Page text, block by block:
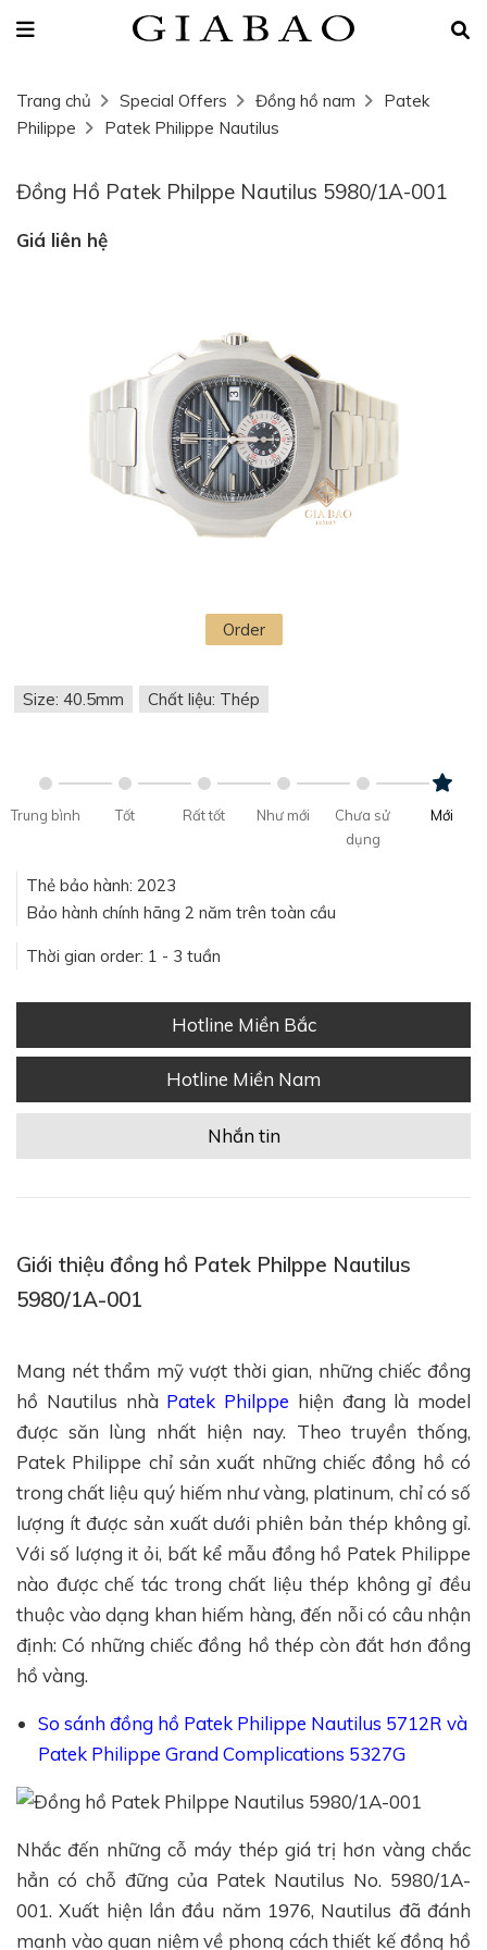
Trang chủ Special Offers Đồng hồ nam
Patek
Philippe
Patek Philippe Nautilus
Đồng Hồ Patek Philppe Nautilus 5980/1A-001
Giá liên hệ
Order
Size: 40.5mm Chất liệu: Thép
Trung bình Tốt Rất tốt Như mới
Chưa sử
dụng
Mới
Thẻ bảo hành: 2023
Bảo hành chính hãng 2 năm trên toàn cầu
Thời gian order: 1 - 3 tuần
Hotline Miền Bắc
Hotline Miền Nam
Nhắn tin
Giới thiệu đồng hồ Patek Philppe Nautilus
5980/1A-001
Mang nét thẩm mỹ vượt thời gian, những chiếc đồng
hồ Nautilus nhà Patek Philppe hiện đang là model
được săn lùng nhất hiện nay. Theo truyền thống,
Patek Philippe chỉ sản xuất những chiếc đồng hồ có
trong chất liệu quý hiếm như vàng, platinum, chỉ có số
lượng ít được sản xuất dưới phiên bản thép không gỉ.
Với số lượng it ỏi, bất kể mẫu đồng hồ Patek Philippe
nào được chế tác trong chất liệu thép không gỉ đều
thuộc vào dạng khan hiếm hàng, đến nỗi có câu nhận
định: Có những chiếc đồng hồ thép còn đắt hơn đồng
hồ vàng.
So sánh đồng hồ Patek Philippe Nautilus 5712R và
Patek Philippe Grand Complications 5327G
Nhắc đến những cỗ máy thép giá trị hơn vàng chắc
hẳn có chỗ đững của Patek Nautilus No. 5980/1A-
001. Xuất hiện lần đầu năm 1976, Nautilus đã đánh
mạnh vào quan niệm về phong cách thiết kế đồng hồ